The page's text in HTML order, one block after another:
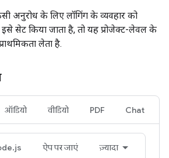
अनुरोध के लिए लॉगिंग के व्यवहार को
सेट किया जाता है, तो यह प्रोजेक्ट-लेवल के
लेता है.
ऑडियो वीडियो PDF Chat
ऐप पर जाएं ज़्यादा